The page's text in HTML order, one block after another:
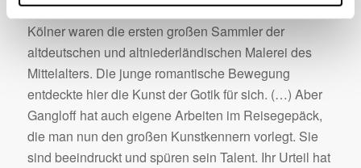
Brüder Boisserée 2 angezogen. Die beiden jungen
Kölner waren die ersten großen Sammler der
altdeutschen und altniederländischen Malerei des
Mittelalters. Die junge romantische Bewegung
entdeckte hier die Kunst der Gotik für sich. (…) Aber
Gangloff hat auch eigene Arbeiten im Reisegepäck,
die man nun den großen Kunstkennern vorlegt. Sie
sind beeindruckt und spüren sein Talent. Ihr Urteil hat